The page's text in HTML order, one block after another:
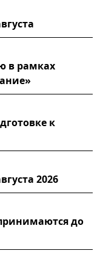
в рамках
к
2026
до